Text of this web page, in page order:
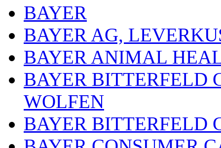
BAYER
BAYER AG,
BAYER ANIMAL
BAYER BITTERFELD
WOLFEN
BAYER BITTERFELD